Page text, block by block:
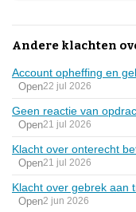
Andere klachten
Account opheffing en
Open22 jul 2026
Geen reactie van
Open21 jul 2026
Klacht over onterecht
Open21 jul 2026
Klacht over gebrek aan
Open2 jun 2026